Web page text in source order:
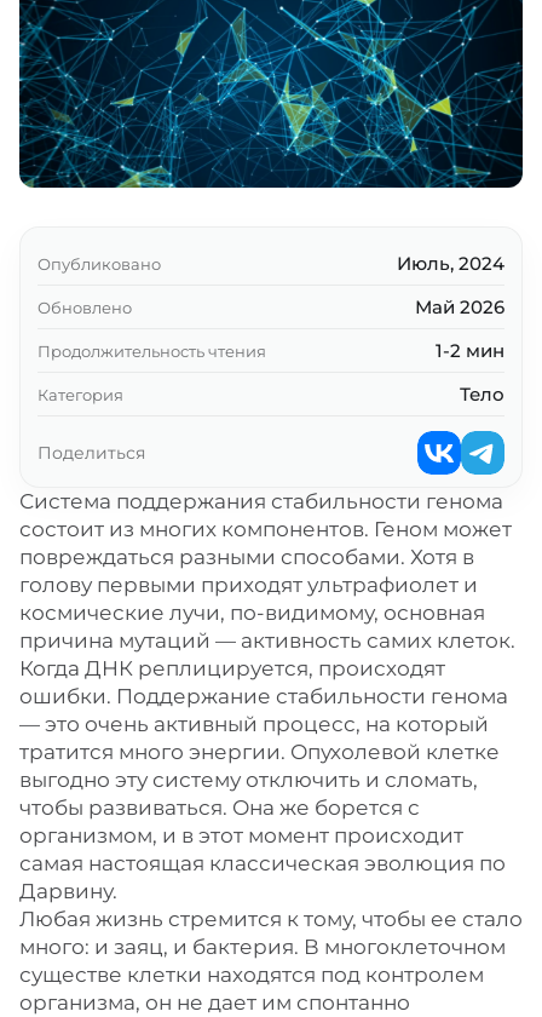
Система поддержания стабильности генома
состоит из многих компонентов. Геном может
повреждаться разными способами. Хотя в
голову первыми приходят ультрафиолет и
космические лучи, по-видимому, основная
причина мутаций — активность самих клеток.
Когда ДНК реплицируется, происходят
ошибки. Поддержание стабильности генома
— это очень активный процесс, на который
тратится много энергии. Опухолевой клетке
выгодно эту систему отключить и сломать,
чтобы развиваться. Она же борется с
организмом, и в этот момент происходит
самая настоящая классическая эволюция по
Дарвину.
Любая жизнь стремится к тому, чтобы ее стало
много: и заяц, и бактерия. В многоклеточном
существе клетки находятся под контролем
организма, он не дает им спонтанно
Опубликовано Июль, 2024
Обновлено Май 2026
Продолжительность чтения 1-2 мин
Категория Тело
Поделиться